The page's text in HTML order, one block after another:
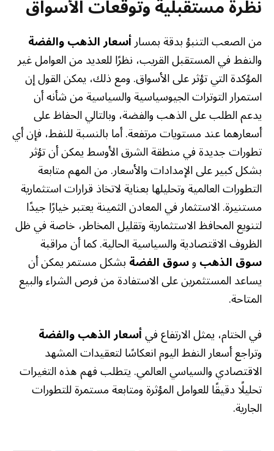
نظرة مستقبلية وتوقعات الأسواق
من الصعب التنبؤ بدقة بمسارأسعار الذهب والفضة
والنفط في المستقبل القريب، نظرًا للعديد من العوامل غير
المؤكدة التي تؤثر على الأسواق. ومع ذلك، يمكن القول إن
استمرار التوترات الجيوسياسية والسياسية من شأنه أن
يدعم الطلب على الذهب والفضة، وبالتالي الحفاظ على
أسعارهما عند مستويات مرتفعة. أما بالنسبة للنفط، فإن أي
تطورات جديدة في منطقة الشرق الأوسط يمكن أن تؤثر
بشكل كبير على الإمدادات والأسعار. من المهم متابعة
التطورات العالمية وتحليلها بعناية لاتخاذ قرارات استثمارية
مستنيرة. الاستثمار في المعادن الثمينة يعتبر خيارًا جيدًا
لتنويع المحافظ الاستثمارية وتقليل المخاطر، خاصة في ظل
الظروف الاقتصادية والسياسية الحالية. كما أن مراقبة
سوق الذهبوسوق الفضةبشكل مستمر يمكن أن
يساعد المستثمرين على الاستفادة من فرص الشراء والبيع
المتاحة.
في الختام، يمثل الارتفاع فيأسعار الذهب والفضة
وتراجع أسعار النفط اليوم انعكاسًا لتعقيدات المشهد
الاقتصادي والسياسي العالمي. يتطلب فهم هذه التغيرات
تحليلًا دقيقًا للعوامل المؤثرة ومتابعة مستمرة للتطورات
الجارية.